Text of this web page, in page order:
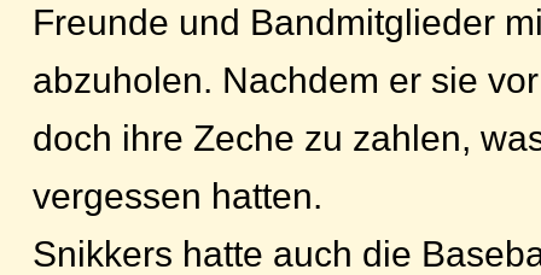
Freunde und Bandmitglieder
abzuholen. Nachdem er sie
doch ihre Zeche zu zahlen,
vergessen hatten.
Snikkers hatte auch die